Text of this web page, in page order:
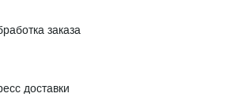
заказа
доставки